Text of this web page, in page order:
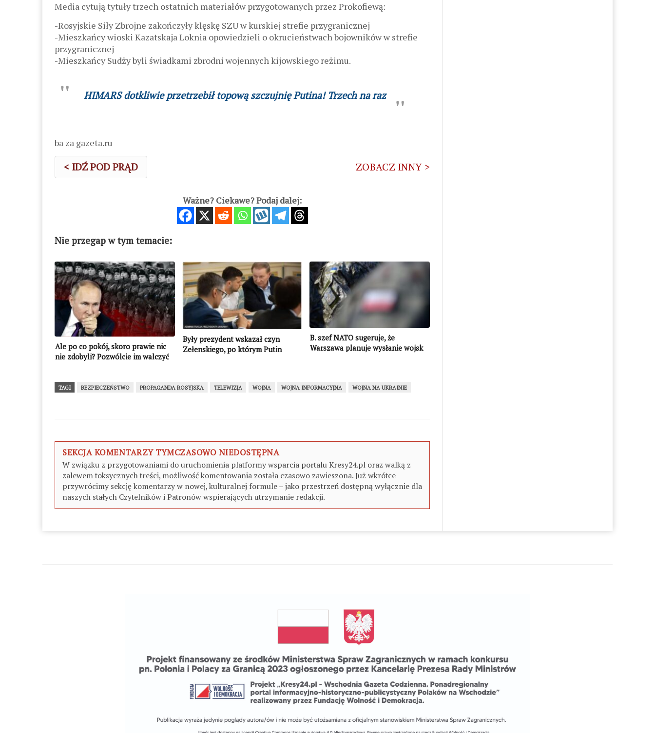
Media cytują tytuły trzech ostatnich materiałów przygotowanych przez Prokofiewą:
-Rosyjskie Siły Zbrojne zakończyły klęskę SZU w kurskiej strefie przygranicznej
-Mieszkańcy wioski Kazatskaja Loknia opowiedzieli o okrucieństwach bojowników w strefie
przygranicznej
-Mieszkańcy Sudży byli świadkami zbrodni wojennych kijowskiego reżimu.
HIMARS dotkliwie przetrzebił topową szczujnię Putina! Trzech na raz
ba za gazeta.ru
< IDŹ POD PRĄD ZOBACZ INNY >
Ważne? Ciekawe? Podaj dalej:
Nie przegap w tym temacie:
Ale po co pokój, skoro prawie nic
nie zdobyli? Pozwólcie im walczyć
Były prezydent wskazał czyn
Zełenskiego, po którym Putin
B. szef NATO sugeruje, że
Warszawa planuje wysłanie wojsk
TAGI BEZPIECZEŃSTWO PROPAGANDA ROSYJSKA TELEWIZJA WOJNA WOJNA INFORMACYJNA WOJNA NA UKRAINIE
SEKCJA KOMENTARZY TYMCZASOWO NIEDOSTĘPNA
W związku z przygotowaniami do uruchomienia platformy wsparcia portalu Kresy24.pl oraz walką z
zalewem toksycznych treści, możliwość komentowania została czasowo zawieszona. Już wkrótce
przywrócimy sekcję komentarzy w nowej, kulturalnej formule – jako przestrzeń dostępną wyłącznie dla
naszych stałych Czytelników i Patronów wspierających utrzymanie redakcji.